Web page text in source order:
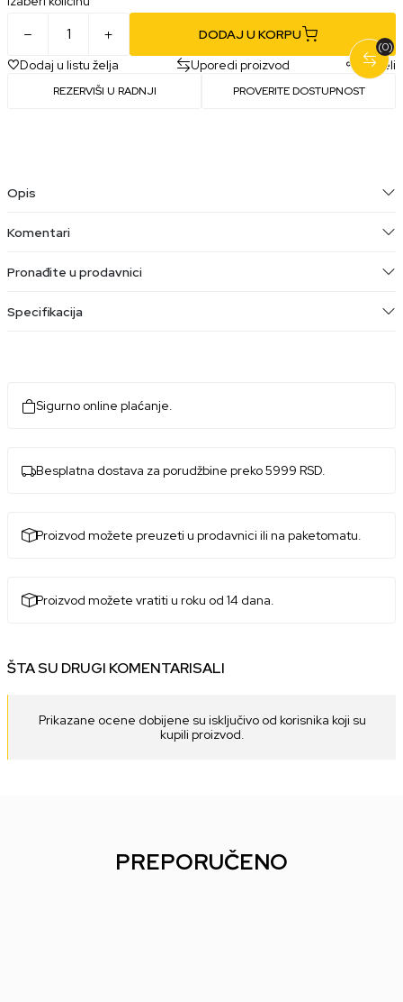
DODAJ U KORPU
Dodaj u listu želja
Uporedi proizvod Podeli
REZERVIŠI U RADNJI PROVERITE DOSTUPNOST
(0)
Opis
Komentari
Pronađite u prodavnici
Specifikacija
Sigurno online plaćanje.
Besplatna dostava za porudžbine preko 5999 RSD.
Proizvod možete preuzeti u prodavnici ili na paketomatu.
Proizvod možete vratiti u roku od 14 dana.
ŠTA SU DRUGI KOMENTARISALI
Prikazane ocene dobijene su isključivo od korisnika koji su
kupili proizvod.
PREPORUČENO